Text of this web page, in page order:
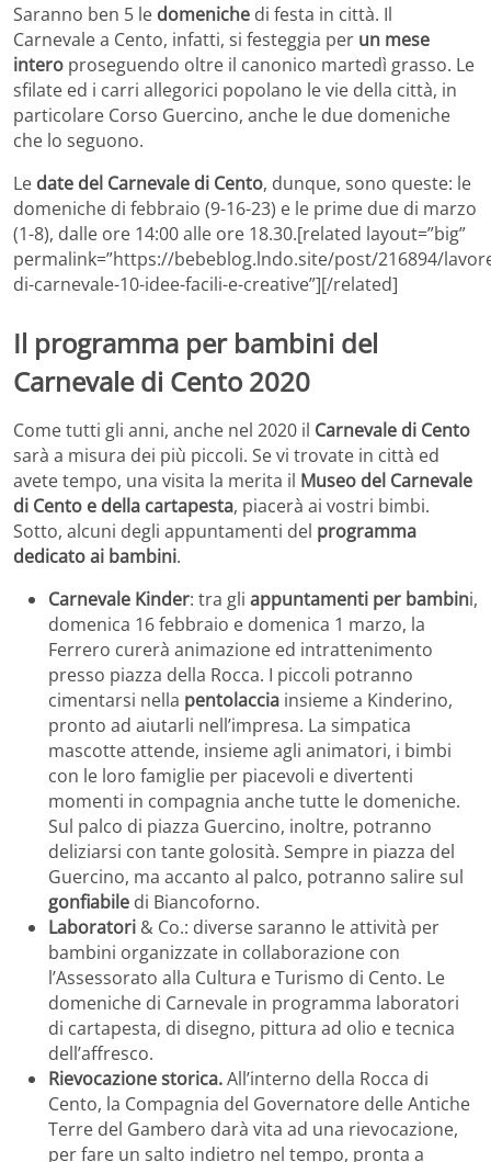
Saranno ben 5 le domeniche di festa in città. Il
Carnevale a Cento, infatti, si festeggia per un mese
intero proseguendo oltre il canonico martedì grasso. Le
sfilate ed i carri allegorici popolano le vie della città, in
particolare Corso Guercino, anche le due domeniche
che lo seguono.
Le date del Carnevale di Cento, dunque, sono queste: le
domeniche di febbraio (9-16-23) e le prime due di marzo
(1-8), dalle ore 14:00 alle ore 18.30.[related layout=”big”
permalink=”https://bebeblog.lndo.site/post/216894/
di-carnevale-10-idee-facili-e-creative”][/related]
Il programma per bambini del
Carnevale di Cento 2020
Come tutti gli anni, anche nel 2020 il Carnevale di Cento
sarà a misura dei più piccoli. Se vi trovate in città ed
avete tempo, una visita la merita il Museo del Carnevale
di Cento e della cartapesta, piacerà ai vostri bimbi.
Sotto, alcuni degli appuntamenti del programma
dedicato ai bambini.
Carnevale Kinder: tra gli appuntamenti per bambini,
domenica 16 febbraio e domenica 1 marzo, la
Ferrero curerà animazione ed intrattenimento
presso piazza della Rocca. I piccoli potranno
cimentarsi nella pentolaccia insieme a Kinderino,
pronto ad aiutarli nell’impresa. La simpatica
mascotte attende, insieme agli animatori, i bimbi
con le loro famiglie per piacevoli e divertenti
momenti in compagnia anche tutte le domeniche.
Sul palco di piazza Guercino, inoltre, potranno
deliziarsi con tante golosità. Sempre in piazza del
Guercino, ma accanto al palco, potranno salire sul
gonfiabile di Biancoforno.
Laboratori & Co.: diverse saranno le attività per
bambini organizzate in collaborazione con
l’Assessorato alla Cultura e Turismo di Cento. Le
domeniche di Carnevale in programma laboratori
di cartapesta, di disegno, pittura ad olio e tecnica
dell’affresco.
Rievocazione storica.All’interno della Rocca di
Cento, la Compagnia del Governatore delle Antiche
Terre del Gambero darà vita ad una rievocazione,
per fare un salto indietro nel tempo, pronta a